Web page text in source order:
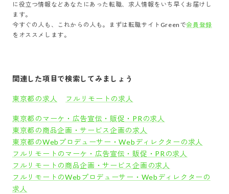
に役立つ情報などあなたにあった転職、求人情報をいち早くお届けし
ます。
今すぐの人も、これからの人も。まずは転職サイトGreenで会員登録
をオススメします。
関連した項目で検索してみましょう
東京都の求人 フルリモートの求人
東京都のマーケ・広告宣伝・販促・PRの求人
東京都の商品企画・サービス企画の求人
東京都のWebプロデューサー・Webディレクターの求人
フルリモートのマーケ・広告宣伝・販促・PRの求人
フルリモートの商品企画・サービス企画の求人
フルリモートのWebプロデューサー・Webディレクターの
求人